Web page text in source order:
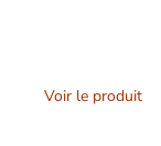
Voir le produit